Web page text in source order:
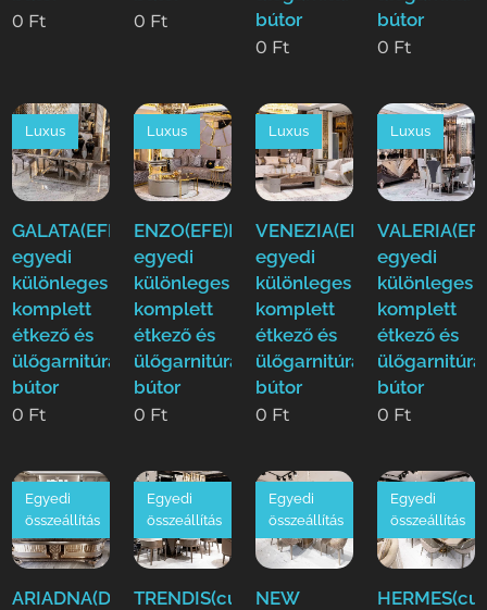
0 Ft 0 Ft
bútor
0 Ft
bútor
0 Ft
GALATA(EFE)Luxus
egyedi
különleges
komplett
étkező és
ülőgarnitúra
bútor
Luxus
0 Ft
ENZO(EFE)Luxus
egyedi
különleges
komplett
étkező és
ülőgarnitúra
bútor
Luxus
0 Ft
VENEZIA(EFE)Luxus
egyedi
különleges
komplett
étkező és
ülőgarnitúra
bútor
Luxus
0 Ft
egyedi
különleges
komplett
étkező és
ülőgarnitúra
bútor
Luxus
0 Ft
ARIADNA(Duy)Luxus
Egyedi
összeállítás
TRENDIS(cur)
Egyedi
összeállítás
NEW
Egyedi
összeállítás
Egyedi
összeállítás